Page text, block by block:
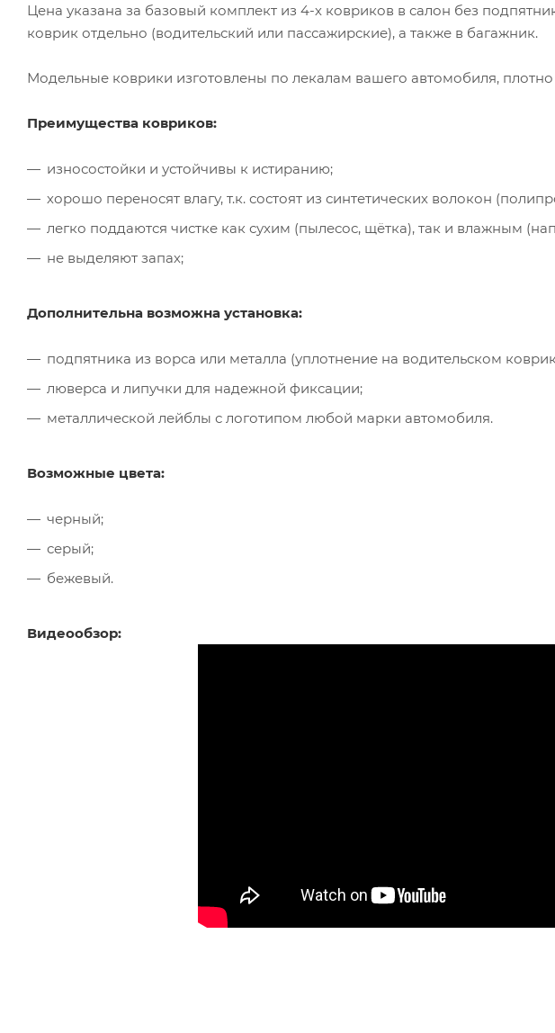
Цена указана за базовый комплект из 4-х ковриков в салон без
коврик отдельно (водительский или пассажирские), а также в багажник.
Модельные коврики изготовлены по лекалам вашего автомобиля,
Преимущества ковриков:
износостойки и устойчивы к истиранию;
хорошо переносят влагу, т.к. состоят из синтетических волокон
легко поддаются чистке как сухим (пылесос, щётка), так и влажным
не выделяют запах;
Дополнительна возможна установка:
подпятника из ворса или металла (уплотнение на водительском
люверса и липучки для надежной фиксации;
металлической лейблы с логотипом любой марки автомобиля.
Возможные цвета:
черный;
серый;
бежевый.
Видеообзор: